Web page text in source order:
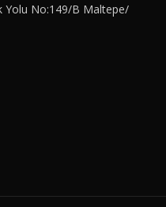
Yolu No:149/B Maltepe/